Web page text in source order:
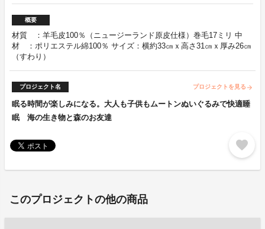
概要
材質 ：羊毛皮100％（ニュージーランド原皮仕様）巻毛17ミリ 中
材 ：ポリエステル綿100％ サイズ：横約33㎝ｘ高さ31㎝ｘ厚み26㎝
（すわり）
プロジェクト名 プロジェクトを見る arrow_forward
眠る時間が楽しみになる。大人も子供もムートンぬいぐるみで快適睡
眠 海の生き物と森のお友達
favorite
このプロジェクトの他の商品